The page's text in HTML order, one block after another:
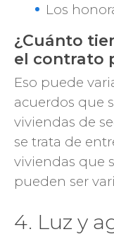
Los
¿Cuánto
el contrato
Eso puede
acuerdos que
viviendas de
se trata de
viviendas que
pueden ser
4. Luz y